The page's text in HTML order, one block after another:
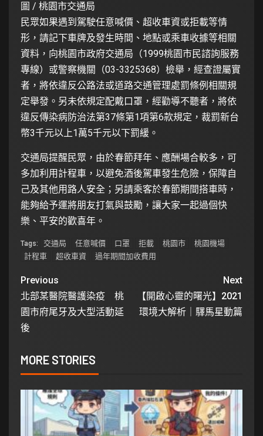
圖 / 桃園市交通局
民眾如果遇到駕駛任意喊價、超收車資或拒載等情
形，請記下車牌及發生時間、地點或乘車收據等相關
資料，向桃園市政府交通局（1999桃園市民諮詢服務
專線）或警察機關（03-3325368）檢舉，經查證屬實
者，將依違反公路法或道路交通管理處罰條例相關規
定舉發。另未依規定配戴口罩，經勸導不聽者，將依
違反傳染病防治法第37條第1項第6款規定，裁罰新台
幣3千元以上1萬5千元以下罰緩。
交通局提醒民眾，由於春節拜年、應酬場合較多，可
多加利用計程車，以避免酒後駕車發生危險，保障自
己及其他用路人安全；另請乘客於春節期間搭車時，
能夠給予運將朋友打氣與鼓勵，讓大家一起過個快
樂、平安的歡喜年。
Tags: 交通局 任意喊價 口罩 拒載 桃園市
桃園機場
計程車
超收車資 過年期間加收費用
Previous
北部某醫院醫護染疫 桃
園市府尾牙及大型活動延
後
Next
【開啟心靈的曙光】2021
環境大解析｜驛馬星動篇
MORE STORIES